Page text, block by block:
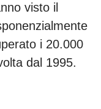
visto il
i 20.000
dal 1995.